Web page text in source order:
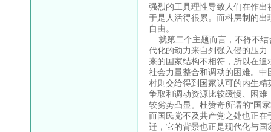
强烈的工具理性导致人们在作
于是人活得很累。而科层制的出
自由。
就第二个主题而言，不得不结
代化的动力来自列强入侵的压
来的国家结构不相符，所以在
社会力量整合和调动的困难。中
村则交给得到国家认可的内生
争取和调动资源比较缓慢、困
较劣势凸显。杜赞奇所谓的“国
而国民党不及共产党之处也正
迁，它的背景也正是现代化与